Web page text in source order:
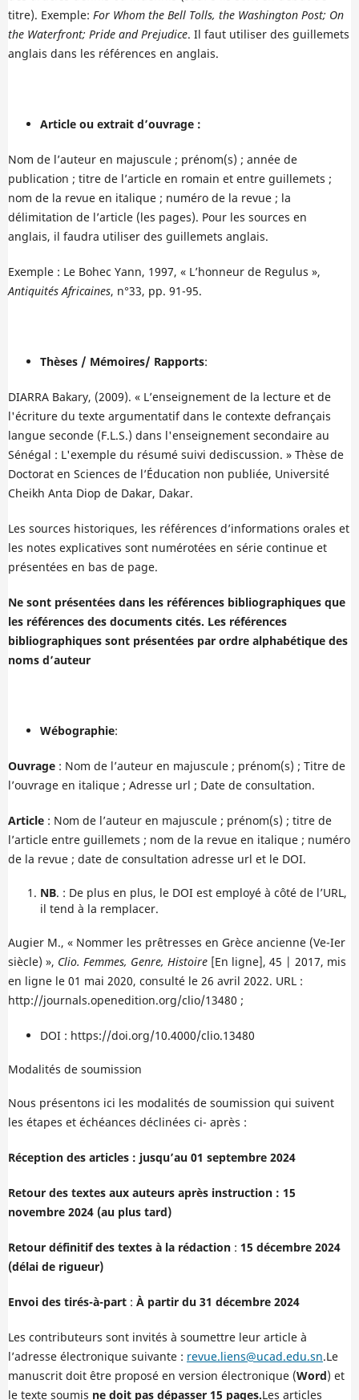
titre). Exemple: For Whom the Bell Tolls, the Washington Post; On
the Waterfront; Pride and Prejudice. Il faut utiliser des guillemets
anglais dans les références en anglais.
Article ou extrait d’ouvrage :
Nom de l’auteur en majuscule ; prénom(s) ; année de
publication ; titre de l’article en romain et entre guillemets ;
nom de la revue en italique ; numéro de la revue ; la
délimitation de l’article (les pages). Pour les sources en
anglais, il faudra utiliser des guillemets anglais.
Exemple : Le Bohec Yann, 1997, « L’honneur de Regulus »,
Antiquités Africaines, n°33, pp. 91-95.
Thèses / Mémoires/ Rapports:
DIARRA Bakary, (2009). « L’enseignement de la lecture et de
l'écriture du texte argumentatif dans le contexte defrançais
langue seconde (F.L.S.) dans l'enseignement secondaire au
Sénégal : L'exemple du résumé suivi dediscussion. » Thèse de
Doctorat en Sciences de l’Éducation non publiée, Université
Cheikh Anta Diop de Dakar, Dakar.
Les sources historiques, les références d’informations orales et
les notes explicatives sont numérotées en série continue et
présentées en bas de page.
Ne sont présentées dans les références bibliographiques que
les références des documents cités. Les références
bibliographiques sont présentées par ordre alphabétique des
noms d’auteur
Wébographie:
Ouvrage : Nom de l’auteur en majuscule ; prénom(s) ; Titre de
l’ouvrage en italique ; Adresse url ; Date de consultation.
Article : Nom de l’auteur en majuscule ; prénom(s) ; titre de
l’article entre guillemets ; nom de la revue en italique ; numéro
de la revue ; date de consultation adresse url et le DOI.
NB. : De plus en plus, le DOI est employé à côté de l’URL,
il tend à la remplacer.
Augier M., « Nommer les prêtresses en Grèce ancienne (Ve-Ier
siècle) », Clio. Femmes, Genre, Histoire [En ligne], 45 | 2017, mis
en ligne le 01 mai 2020, consulté le 26 avril 2022. URL :
http://journals.openedition.org/clio/13480 ;
DOI : https://doi.org/10.4000/clio.13480
Modalités de soumission
Nous présentons ici les modalités de soumission qui suivent
les étapes et échéances déclinées ci- après :
Réception des articles : jusqu’au 01 septembre 2024
Retour des textes aux auteurs après instruction : 15
novembre 2024 (au plus tard)
Retour définitif des textes à la rédaction : 15 décembre 2024
(délai de rigueur)
Envoi des tirés-à-part : À partir du 31 décembre 2024
Les contributeurs sont invités à soumettre leur article à
l’adresse électronique suivante : revue.liens@ucad.edu.sn.Le
manuscrit doit être proposé en version électronique (Word) et
le texte soumis ne doit pas dépasser 15 pages.Les articles